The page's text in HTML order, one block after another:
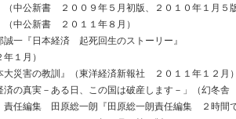
（中公新書 ２００９年５月初版、２０１０年１月５版
（中公新書 ２０１１年８月）
誠一『日本経済 起死回生のストーリー』
１月）
大災害の教訓』（東洋経済新報社 ２０１１年１２月）
済の真実－ある日、この国は破産します－」（幻冬
任編集 田原総一朗『田原総一朗責任編集 ２時間